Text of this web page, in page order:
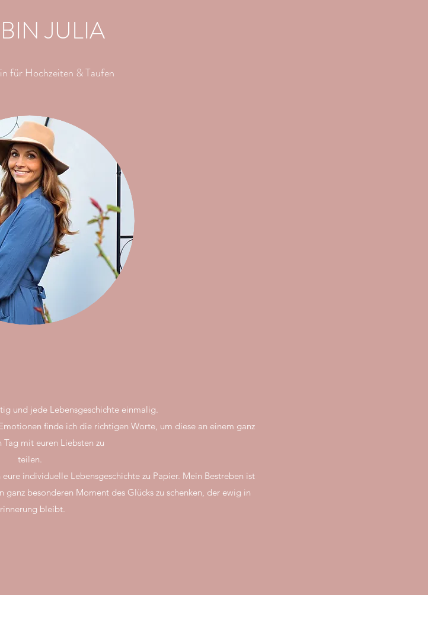
JULIA
für Hochzeiten & Taufen
und jede Lebensgeschichte einmalig.
finde ich die richtigen Worte, um diese an einem ganz
Tag mit euren Liebsten zu
teilen.
individuelle Lebensgeschichte zu Papier. Mein Bestreben ist
besonderen Moment des Glücks zu schenken, der ewig in
bleibt.